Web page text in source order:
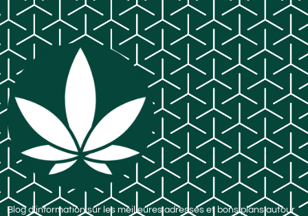
Blog d’information sur les meilleures adresses et bons plans autour